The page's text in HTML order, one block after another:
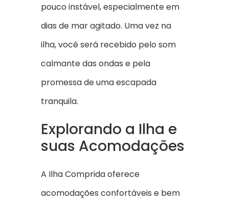
pouco instável, especialmente em
dias de mar agitado. Uma vez na
ilha, você será recebido pelo som
calmante das ondas e pela
promessa de uma escapada
tranquila.
Explorando a Ilha e
suas Acomodações
A Ilha Comprida oferece
acomodações confortáveis e bem